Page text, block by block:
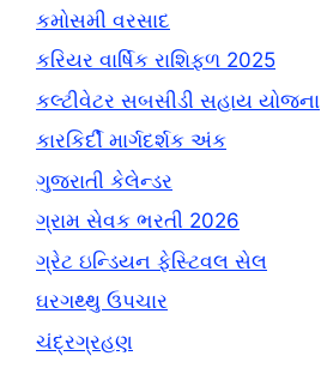
કમોસમી વરસાદ
કરિયર વાર્ષિક રાશિફળ 2025
કલ્ટીવેટર સબસીડી સહાય યોજના
કારકિર્દી માર્ગદર્શક અંક
ગુજરાતી કેલેન્ડર
ગ્રામ સેવક ભરતી 2026
ગ્રેટ ઇન્ડિયન ફેસ્ટિવલ સેલ
ઘરગથ્થુ ઉપચાર
ચંદ્રગ્રહણ